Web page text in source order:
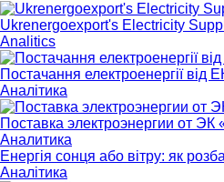
Ukrenergoexport's Electricity
Analitics
Постачання електроенергії від
Аналітика
Поставка электроэнергии от ЭК
Аналитика
Енергія сонця або вітру: як
Аналітика